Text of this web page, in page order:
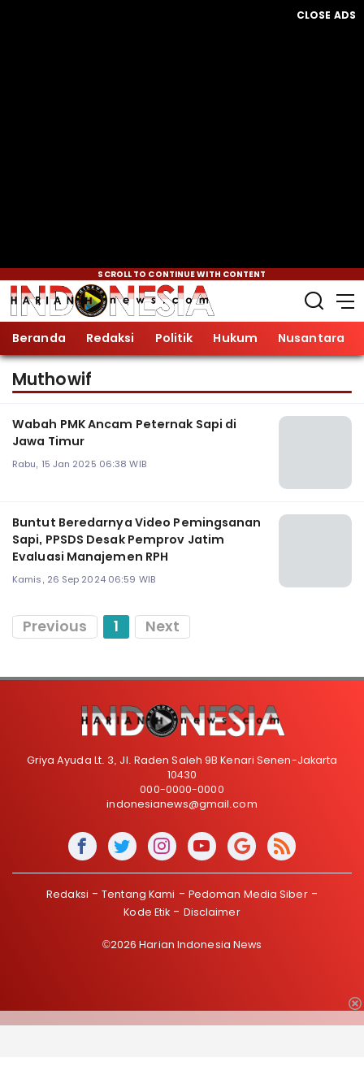
CLOSE ADS
SCROLL TO CONTINUE WITH CONTENT
Beranda Redaksi Politik Hukum Nusantara
Muthowif
Wabah PMK Ancam Peternak Sapi di
Jawa Timur
Rabu, 15 Jan 2025 06:38 WIB
Buntut Beredarnya Video Pemingsanan
Sapi, PPSDS Desak Pemprov Jatim
Evaluasi Manajemen RPH
Kamis, 26 Sep 2024 06:59 WIB
Previous 1 Next
Griya Ayuda Lt. 3, Jl. Raden Saleh 9B Kenari Senen-Jakarta
10430
000-0000-0000
indonesianews@gmail.com
Redaksi Tentang Kami
Pedoman Media Siber
Kode Etik
Disclaimer
©2026 Harian Indonesia News